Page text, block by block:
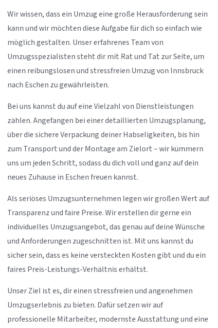
Wir wissen, dass ein Umzug eine große Herausforderung sein
kann und wir möchten diese Aufgabe für dich so einfach wie
möglich gestalten. Unser erfahrenes Team von
Umzugsspezialisten steht dir mit Rat und Tat zur Seite, um
einen reibungslosen und stressfreien Umzug von Innsbruck
nach Eschen zu gewährleisten.
Bei uns kannst du auf eine Vielzahl von Dienstleistungen
zählen. Angefangen bei einer detaillierten Umzugsplanung,
über die sichere Verpackung deiner Habseligkeiten, bis hin
zum Transport und der Montage am Zielort – wir kümmern
uns um jeden Schritt, sodass du dich voll und ganz auf dein
neues Zuhause in Eschen freuen kannst.
Als seriöses Umzugsunternehmen legen wir großen Wert auf
Transparenz und faire Preise. Wir erstellen dir gerne ein
individuelles Umzugsangebot, das genau auf deine Wünsche
und Anforderungen zugeschnitten ist. Mit uns kannst du
sicher sein, dass es keine versteckten Kosten gibt und du ein
faires Preis-Leistungs-Verhältnis erhältst.
Unser Ziel ist es, dir einen stressfreien und angenehmen
Umzugserlebnis zu bieten. Dafür setzen wir auf
professionelle Mitarbeiter, modernste Ausstattung und eine